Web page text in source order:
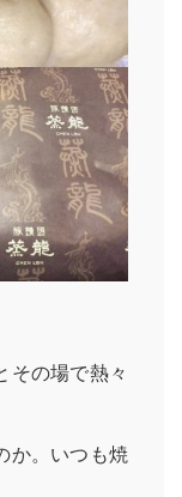
その場で熱々
か。いつも焼